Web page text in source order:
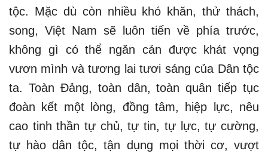
tộc. Mặc dù còn nhiều khó khăn, thử thách,
song, Việt Nam sẽ luôn tiến về phía trước,
không gì có thể ngăn cản được khát vọng
vươn mình và tương lai tươi sáng của Dân tộc
ta. Toàn Đảng, toàn dân, toàn quân tiếp tục
đoàn kết một lòng, đồng tâm, hiệp lực, nêu
cao tinh thần tự chủ, tự tin, tự lực, tự cường,
tự hào dân tộc, tận dụng mọi thời cơ, vượt